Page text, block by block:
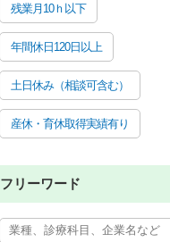
残業月10ｈ以下
年間休日120日以上
土日休み（相談可含む）
産休・育休取得実績有り
フリーワード